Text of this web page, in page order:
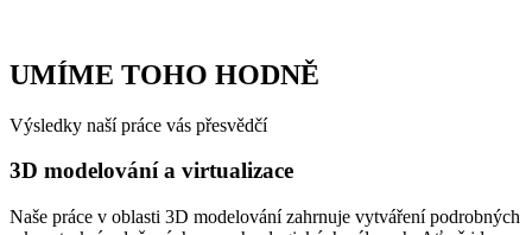
UMÍME TOHO HODNĚ
Výsledky naší práce vás přesvědčí
3D modelování a virtualizace
Naše práce v oblasti 3D modelování zahrnuje vytváření podrobných